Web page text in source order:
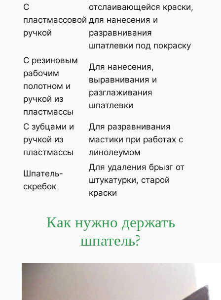
С
пластмассовой
ручкой
отслаивающейся краски,
для нанесения и
разравнивания
шпатлевки под покраску
С резиновым
рабочим
полотном и
ручкой из
пластмассы
Для нанесения,
выравнивания и
разглаживания
шпатлевки
С зубцами и
ручкой из
пластмассы
Для разравнивания
мастики при работах с
линолеумом
Шпатель-
скребок
Для удаления брызг от
штукатурки, старой
краски
Как нужно держать
шпатель?